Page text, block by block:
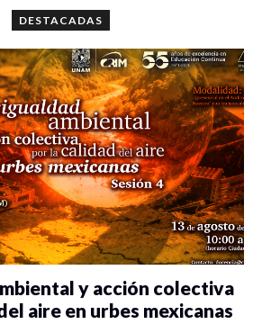
DESTACADAS
y acción colectiva
aire en urbes mexicanas